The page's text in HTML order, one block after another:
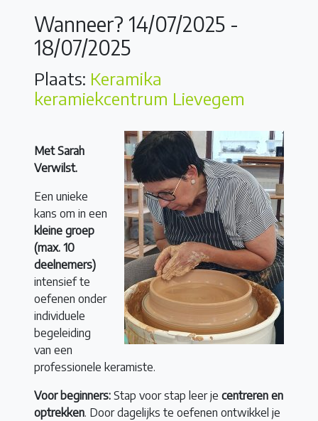
Wanneer? 14/07/2025 -
18/07/2025
Plaats: Keramika
keramiekcentrum Lievegem
Met Sarah
Verwilst.
Een unieke
kans om in een
kleine groep
(max. 10
deelnemers)
intensief te
oefenen onder
individuele
begeleiding
van een
professionele keramiste.
Voor beginners: Stap voor stap leer je centreren en
optrekken. Door dagelijks te oefenen ontwikkel je